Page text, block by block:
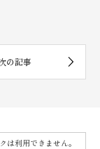
は利用できません。